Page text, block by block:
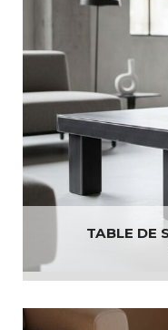
TABLE DE